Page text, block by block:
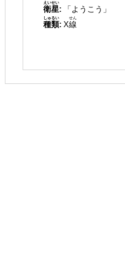
衛星
えいせい
:
「ようこう」
種類
しゅるい
: X線
せん